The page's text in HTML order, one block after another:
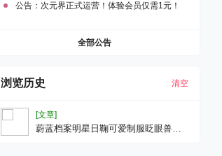
公告： 次元界正式运营！体验会员仅需1元！
全部公告
浏览历史 清空
[文章]
蔚蓝档案明星日鞠可爱制服眨眼兽耳